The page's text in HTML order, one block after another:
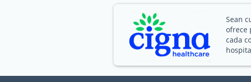
Sean
ofrece
cada